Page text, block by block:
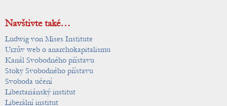
Navštivte také…
Ludwig von Mises Institute
Urzův web o anarchokapitalismu
Kanál Svobodného přístavu
Stoky Svobodného přístavu
Svoboda učení
Libertariánský institut
Liberální institut